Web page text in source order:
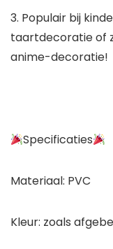
3. Populair bij
taartdecoratie of
anime-decoratie!
Specificaties
Materiaal: PVC
Kleur: zoals